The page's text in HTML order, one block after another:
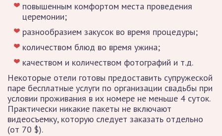
повышенным комфортом места проведения
церемонии;
разнообразием закусок во время процедуры;
количеством блюд во время ужина;
качеством и количеством фотографий и т.д.
Некоторые отели готовы предоставить супружеской
паре бесплатные услуги по организации свадьбы при
условии проживания в их номере не меньше 4 суток.
Практически никакие пакеты не включают
видеосъемку, которую следует заказать отдельно
(от 70 $).